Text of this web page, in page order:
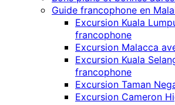
Guide francophone en
Excursion Kuala
francophone
Excursion Malacca
Excursion Kuala
francophone
Excursion Taman
Excursion Cameron